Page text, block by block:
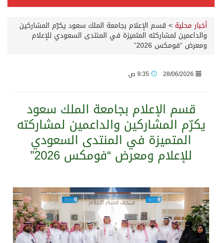
سمو *ولي العهد* يرأس جلسة *مجلس الوزراء* في جدة.
سمو ولي العهد يرأس جلسة مجلس الوزراء في جدة
وزارة الحج والعمرة تعلن بدء وصول ضيوف الرحمن إلى المملكة لأداء فريضة الحج
المملكة تؤكد أهمية استمرارية العمليات التشغيلية البحرية وضمان حماية إمدادات الطاقة وسلاسل الإمداد
أخبار محلية > قسم الإعلام بجامعة الملك سعود يكرّم المشاركين
والداعمين لمشاركته المتميزة في المنتدى السعودي للإعلام
ومعرض “فومكس 2026”
28/06/2026
قسم الإعلام بجامعة الملك سعود
يكرّم المشاركين والداعمين لمشاركته
المتميزة في المنتدى السعودي
للإعلام ومعرض “فومكس 2026”